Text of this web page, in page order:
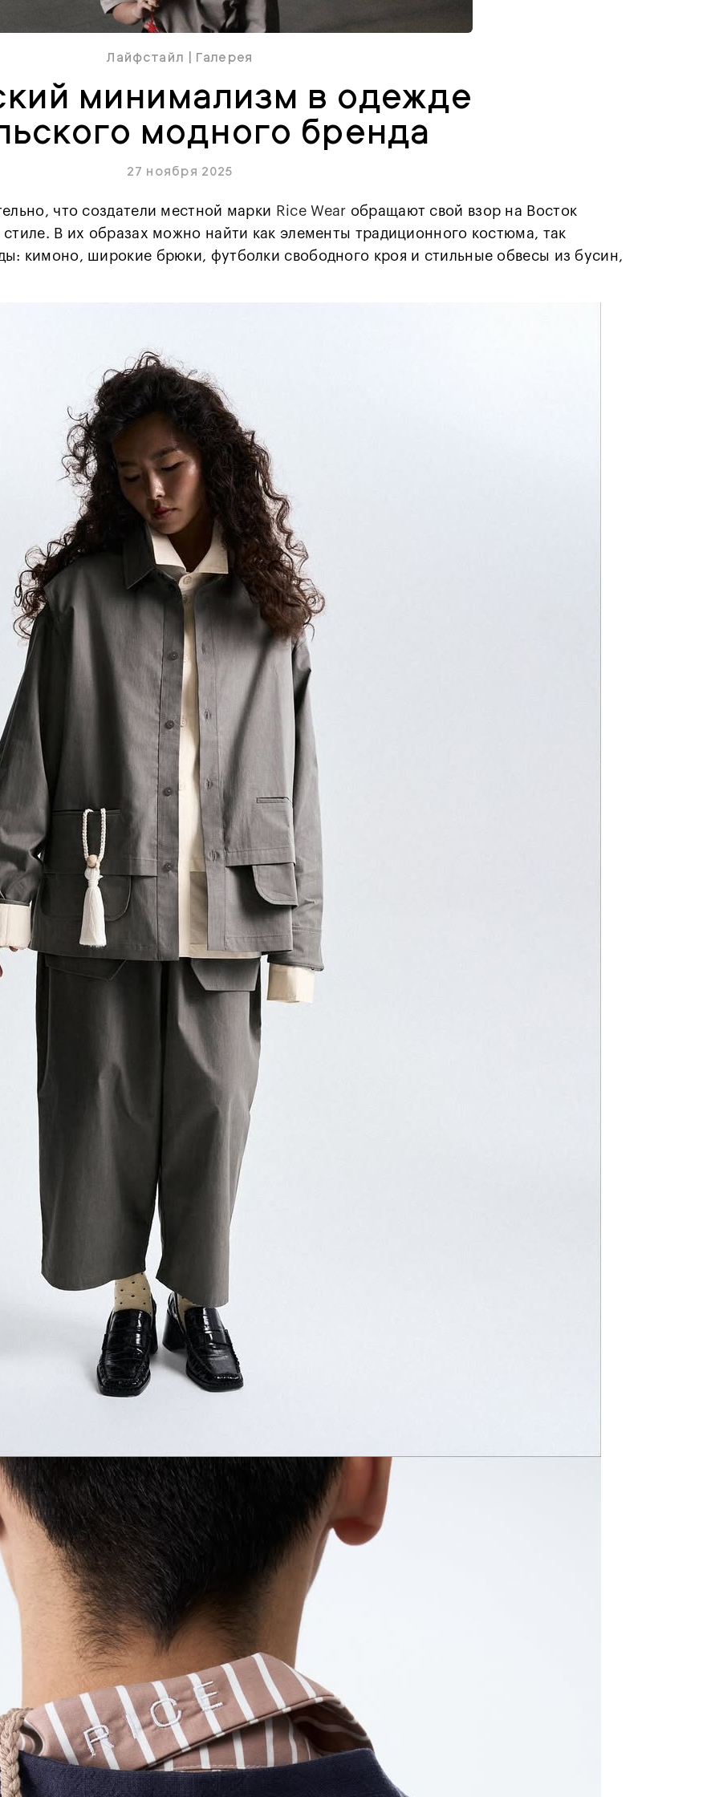
Лайфстайл | Галерея
минимализм в одежде
модного бренда
27 ноября 2025
что создатели местной марки Rice Wear обращают свой взор на Восток
В их образах можно найти как элементы традиционного костюма, так
кимоно, широкие брюки, футболки свободного кроя и стильные обвесы из бусин,